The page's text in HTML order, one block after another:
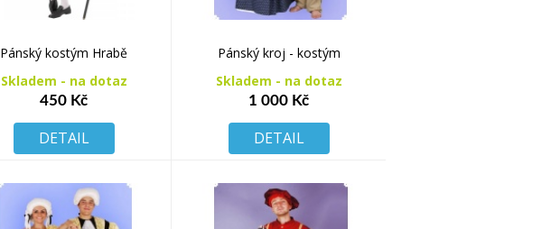
Pánský kostým Hrabě
Skladem - na dotaz
450 Kč
DETAIL
Pánský kroj - kostým
Skladem - na dotaz
1 000 Kč
DETAIL